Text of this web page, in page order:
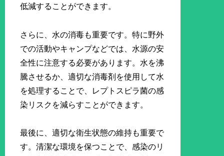
低減することができます。
さらに、水の消毒も重要です。特に野外
での活動やキャンプなどでは、水源の安
全性に注意する必要があります。水を沸
騰させるか、適切な消毒剤を使用して水
を処理することで、レプトスピラ菌の感
染リスクを減らすことができます。
最後に、適切な衛生状態の維持も重要で
す。清潔な環境を保つことで、感染のリ